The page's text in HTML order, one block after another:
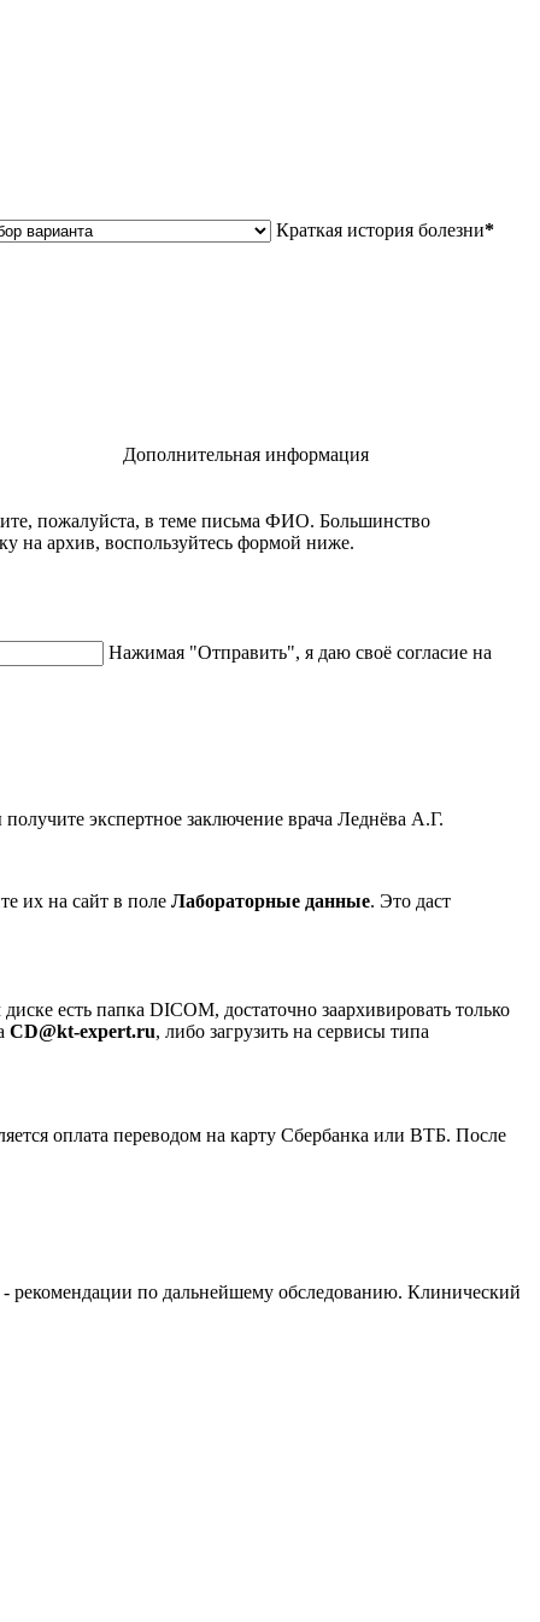
Краткая история болезни*
Дополнительная информация
пожалуйста, в теме письма ФИО. Большинство
на архив, воспользуйтесь формой ниже.
Нажимая "Отправить", я даю своё согласие на
экспертное заключение врача Леднёва А.Г.
их на сайт в поле Лабораторные данные. Это даст
есть папка DICOM, достаточно заархивировать только
CD@kt-expert.ru, либо загрузить на сервисы типа
оплата переводом на карту Сбербанка или ВТБ. После
рекомендации по дальнейшему обследованию. Клинический